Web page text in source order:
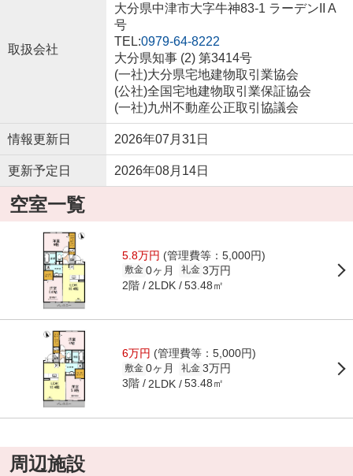
取扱会社
大分県中津市大字牛神83-1 ラーデンII A
号
TEL:0979-64-8222
大分県知事 (2) 第3414号
(一社)大分県宅地建物取引業協会
(公社)全国宅地建物取引業保証協会
(一社)九州不動産公正取引協議会
情報更新日 2026年07月31日
更新予定日 2026年08月14日
空室一覧
5.8万円 (管理費等：5,000円)
敷金 0ヶ月 礼金 3万円
2階 2LDK 53.48㎡
6万円 (管理費等：5,000円)
敷金 0ヶ月 礼金 3万円
3階 2LDK 53.48㎡
周辺施設